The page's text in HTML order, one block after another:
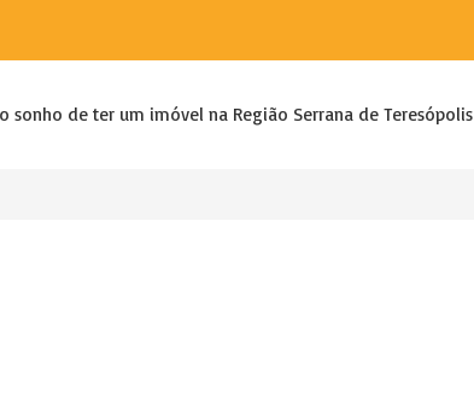
sonho de ter um imóvel na Região Serrana de Teresópolis